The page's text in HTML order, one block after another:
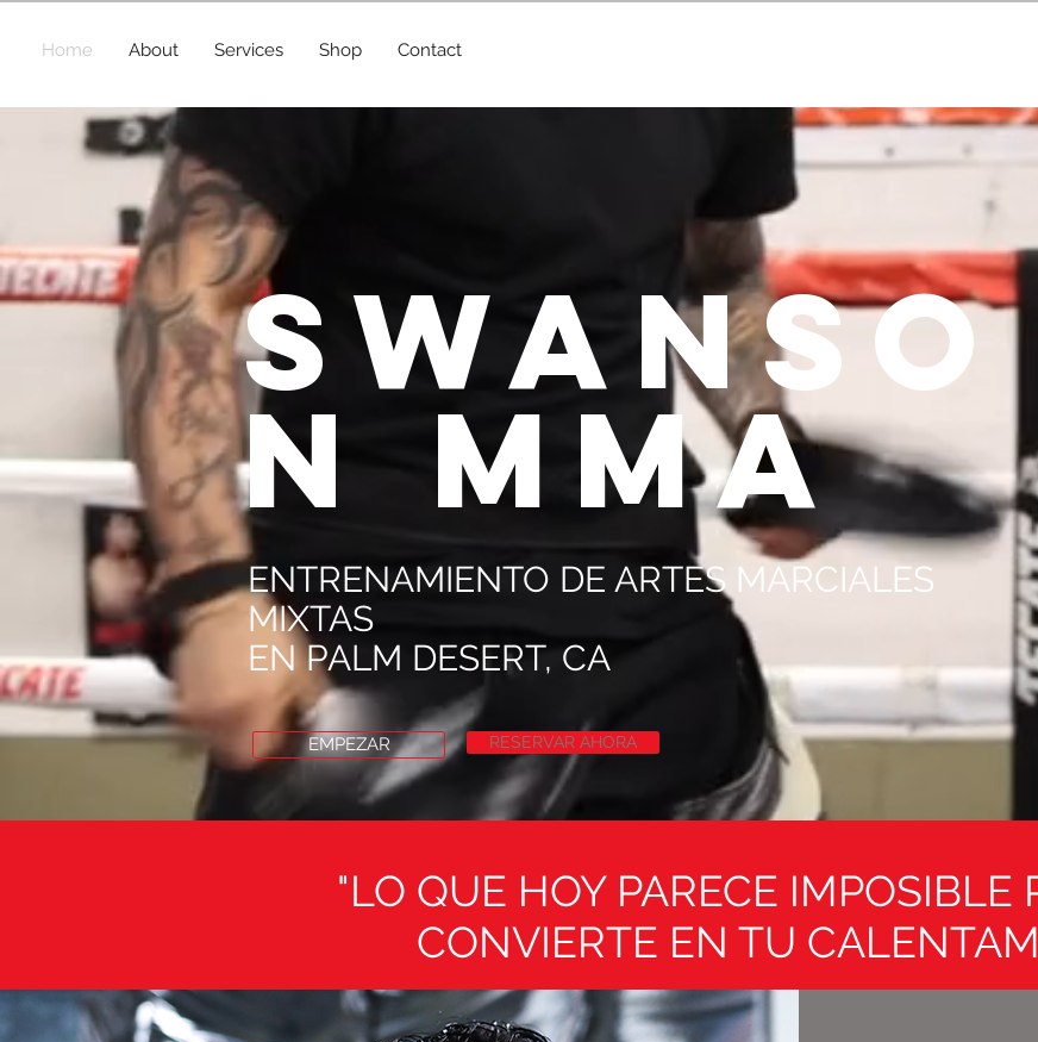
Home About Services Shop Contact
SWANSO
N MMA
ENTRENAMIENTO DE ARTES MARCIALES
MIXTAS
EN PALM DESERT, CA
EMPEZAR RESERVAR AHORA
"LO QUE HOY PARECE IMPOSIBLE
CONVIERTE EN TU